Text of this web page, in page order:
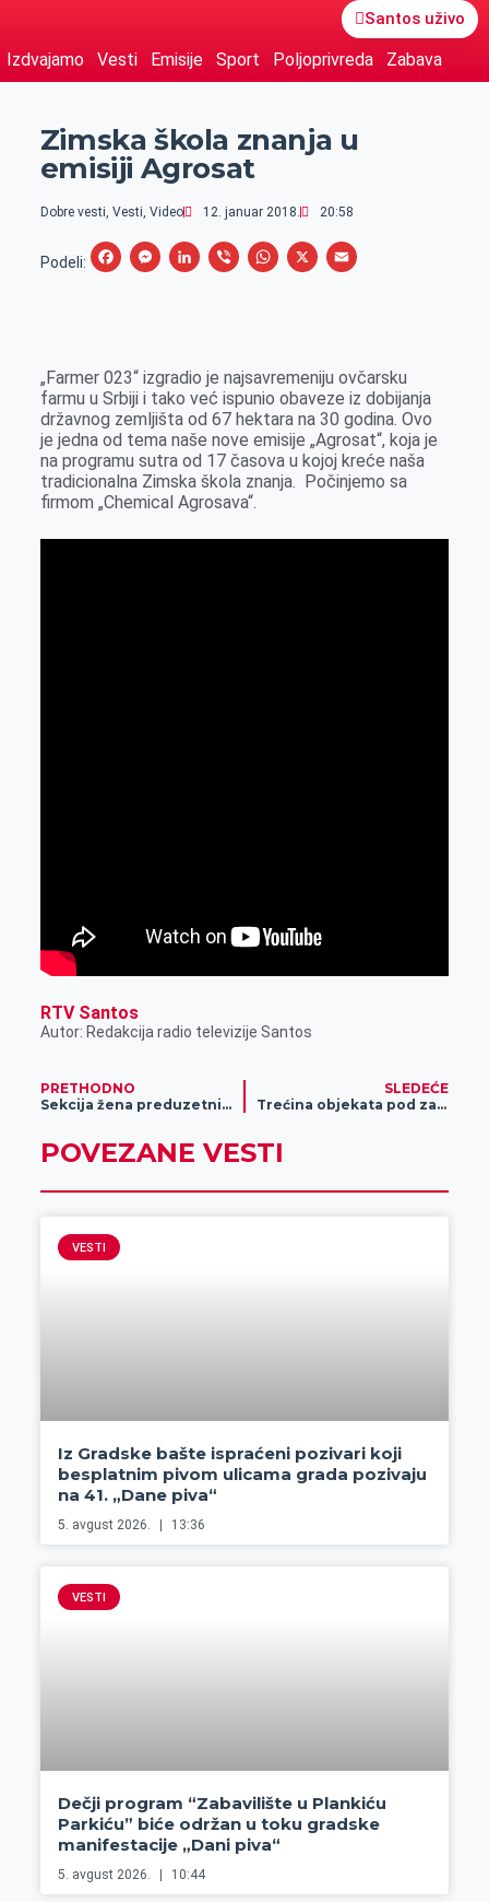
Santos uživo
Izdvajamo Vesti Emisije Sport Poljoprivreda Zabava
Zimska škola znanja u
emisiji Agrosat
Dobre vesti, Vesti, Video 12. januar 2018. 20:58
Podeli:
F
b
o
o
k
M
e
n
g
e
r
L
e
d
I
n
V
r
W
s
A
p
p
X
E
l
„Farmer 023“ izgradio je najsavremeniju ovčarsku
farmu u Srbiji i tako već ispunio obaveze iz dobijanja
državnog zemljišta od 67 hektara na 30 godina. Ovo
je jedna od tema naše nove emisije „Agrosat“, koja je
na programu sutra od 17 časova u kojoj kreće naša
tradicionalna Zimska škola znanja. Počinjemo sa
firmom „Chemical Agrosava“.
RTV Santos
Autor: Redakcija radio televizije Santos
PRETHODNO
Sekcija žena preduzetnica odredila ciljeve, prioritete, misiju i izabrala predsednicu
SLEDEĆE
Trećina objekata pod zaštitom države u lošem stanju
POVEZANE VESTI
VESTI
Iz Gradske bašte ispraćeni pozivari koji
besplatnim pivom ulicama grada pozivaju
na 41. „Dane piva“
5. avgust 2026. 13:36
VESTI
Dečji program “Zabavilište u Plankiću
Parkiću” biće održan u toku gradske
manifestacije „Dani piva“
5. avgust 2026. 10:44